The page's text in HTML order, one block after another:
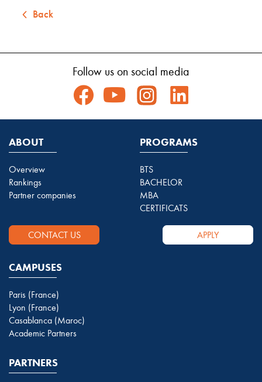
Back
Follow us on social media
ABOUT
Overview
Rankings
Partner companies
PROGRAMS
BTS
BACHELOR
MBA
CERTIFICATS
CONTACT US APPLY
CAMPUSES
Paris (France)
Lyon (France)
Casablanca (Maroc)
Academic Partners
PARTNERS